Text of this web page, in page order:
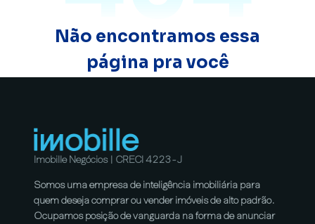
Não encontramos essa
página pra você
Imobille Negócios | CRECI 4223-J
Somos uma empresa de inteligência imobiliária para
quem deseja comprar ou vender imóveis de alto padrão.
Ocupamos posição de vanguarda na forma de anunciar